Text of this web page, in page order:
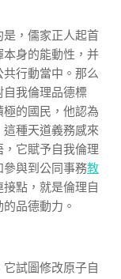
，儒家正人起首
身的能動性，并
行動當中。那么
我倫理品德標
的國民，他認為
種天道義務感來
它賦予自我倫理
與到公同事務教
點，就是倫理自
品德動力。
試圖修改原子自